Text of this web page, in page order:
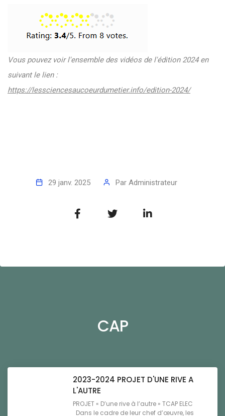
Vous pouvez voir l'ensemble des vidéos de l'édition 2024 en
suivant le lien :
https://lessciencesaucoeurdumetier.info/edition-2024/
29 janv. 2025 Par Administrateur
CAP
2023-2024 PROJET D'UNE RIVE A
L'AUTRE
PROJET « D’une rive à l’autre » TCAP ELEC
Dans le cadre de leur chef d’œuvre, les